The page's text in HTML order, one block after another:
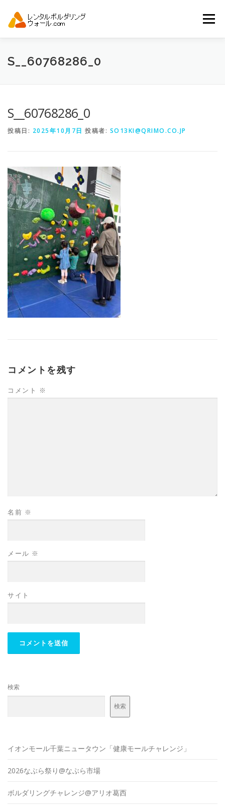
メニュー
トップ 自動見積り
S__60768286_0
S__60768286_0
投稿日: 2025年10月7日 投稿者: SO13KI@QRIMO.CO.JP
コメントを残す
コメント ※
名前 ※
メール ※
サイト
検索
検索
イオンモール千葉ニュータウン「健康モールチャレンジ」
2026なぶら祭り@なぶら市場
ボルダリングチャレンジ@アリオ葛西